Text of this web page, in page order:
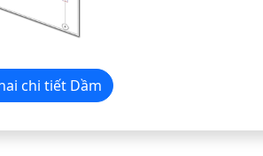
khai chi tiết Dầm